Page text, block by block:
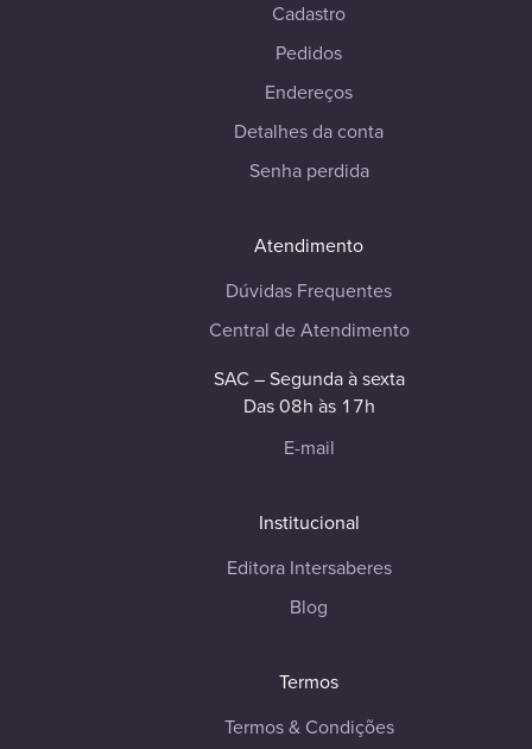
Cadastro
Pedidos
Endereços
Detalhes da conta
Senha perdida
Atendimento
Dúvidas Frequentes
Central de Atendimento
SAC – Segunda à sexta
Das 08h às 17h
E-mail
Institucional
Editora Intersaberes
Blog
Termos
Termos & Condições